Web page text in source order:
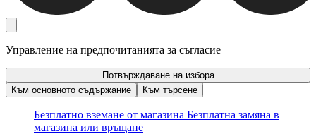
Управление на предпочитанията за съгласие
Потвърждаване на избора
Към основното съдържание
Към търсене
Безплатно вземане от магазина Безплатна замяна в
магазина или връщане